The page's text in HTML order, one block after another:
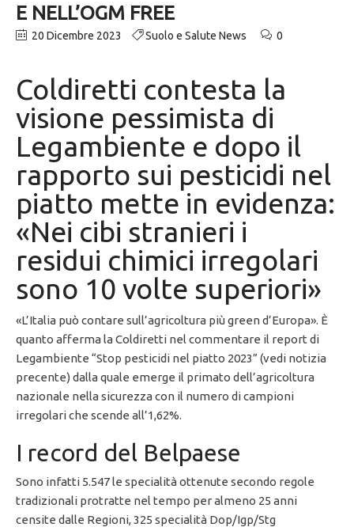
E NELL’OGM FREE
20 Dicembre 2023 Suolo e Salute News 0
Coldiretti contesta la
visione pessimista di
Legambiente e dopo il
rapporto sui pesticidi nel
piatto mette in evidenza:
«Nei cibi stranieri i
residui chimici irregolari
sono 10 volte superiori»
«L’Italia può contare sull’agricoltura più green d’Europa». È
quanto afferma la Coldiretti nel commentare il report di
Legambiente “Stop pesticidi nel piatto 2023” (vedi notizia
precente) dalla quale emerge il primato dell’agricoltura
nazionale nella sicurezza con il numero di campioni
irregolari che scende all’1,62%.
I record del Belpaese
Sono infatti 5.547 le specialità ottenute secondo regole
tradizionali protratte nel tempo per almeno 25 anni
censite dalle Regioni, 325 specialità Dop/Igp/Stg